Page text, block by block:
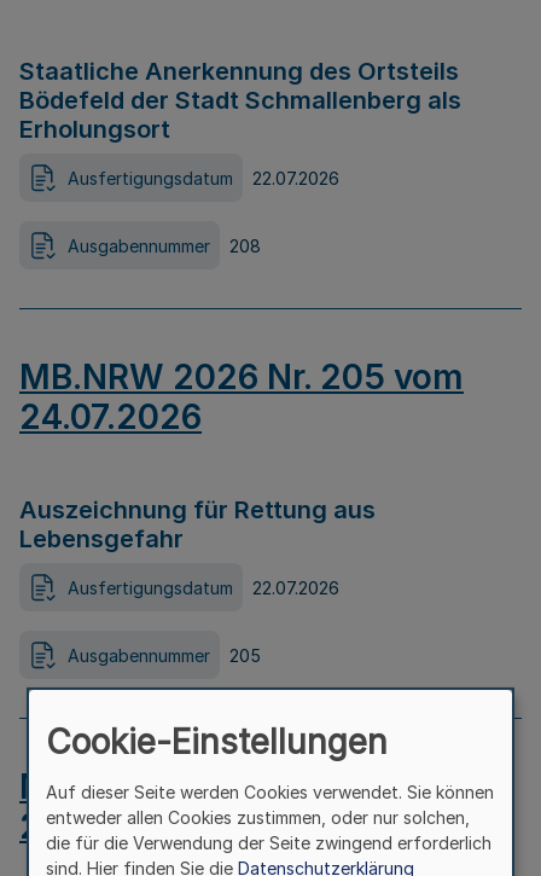
Staatliche Anerkennung des Ortsteils
Bödefeld der Stadt Schmallenberg als
Erholungsort
Ausfertigungsdatum 22.07.2026
Ausgabennummer 208
MB.NRW 2026 Nr. 205 vom
24.07.2026
Auszeichnung für Rettung aus
Lebensgefahr
Ausfertigungsdatum 22.07.2026
Ausgabennummer 205
MB.NRW 2026 Nr. 204 vom
24.07.2026
Cookie-Einstellungen
Auf dieser Seite werden Cookies verwendet. Sie können
entweder allen Cookies zustimmen, oder nur solchen,
die für die Verwendung der Seite zwingend erforderlich
sind. Hier finden Sie die Datenschutzerklärung